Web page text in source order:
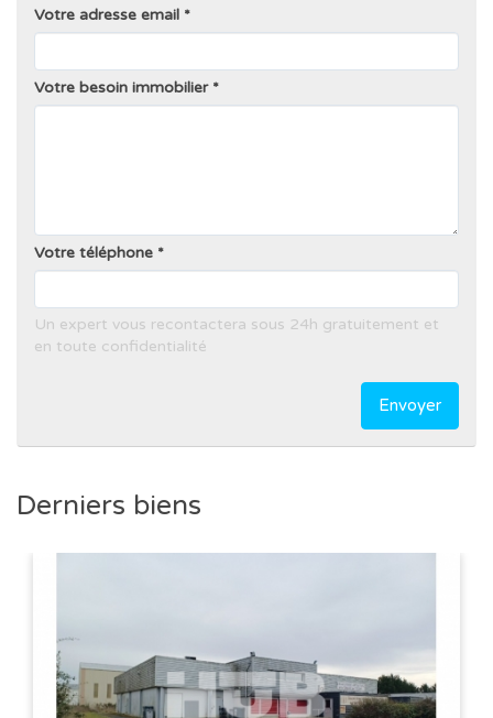
Votre adresse email
Votre besoin immobilier
Votre téléphone
Un expert vous recontactera sous 24h gratuitement et
en toute confidentialité
Envoyer
Derniers biens